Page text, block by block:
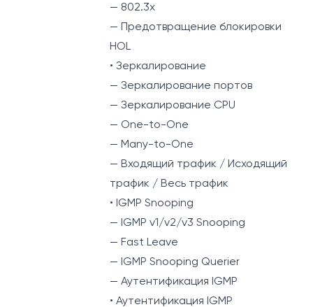
— 802.3x
— Предотвращение блокировки
HOL
• Зеркалирование
— Зеркалирование портов
— Зеркалирование CPU
— One-to-One
— Many-to-One
— Входящий трафик / Исходящий
трафик / Весь трафик
• IGMP Snooping
— IGMP v1/v2/v3 Snooping
— Fast Leave
— IGMP Snooping Querier
— Аутентификация IGMP
• Аутентификация IGMP